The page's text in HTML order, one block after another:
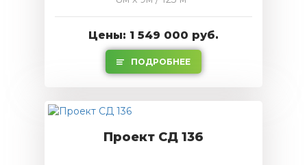
Цены: 1 549 000 руб.
ПОДРОБНЕЕ
Проект СД 136